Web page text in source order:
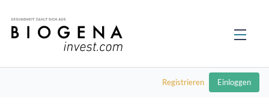
Registrieren Einloggen